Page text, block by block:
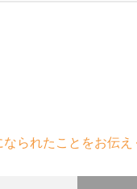
られたことをお伝え